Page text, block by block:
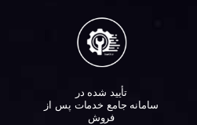
تأیید شده در
سامانه جامع خدمات پس از
فروش